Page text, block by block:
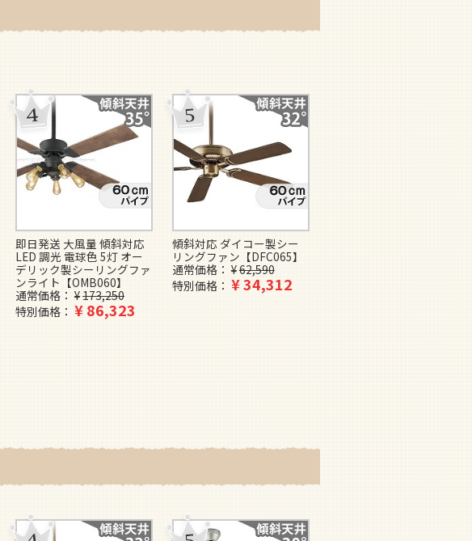
即日発送 大風量 傾斜対応
LED 調光 電球色 5灯 オー
デリック製シーリングファ
ンライト【OMB060】
通常価格
¥173,250
特別価格
¥86,323
傾斜対応 ダイコー製シー
リングファン【DFC065】
通常価格
¥62,590
特別価格
¥34,312